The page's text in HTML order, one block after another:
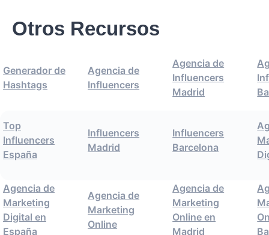
Otros Recursos
Generador de
Hashtags
Agencia de
Influencers
Agencia de
Influencers
Madrid
Top
Influencers
España
Influencers
Madrid
Influencers
Barcelona
Agencia de
Marketing
Digital en
España
Agencia de
Marketing
Online
Agencia de
Marketing
Online en
Madrid